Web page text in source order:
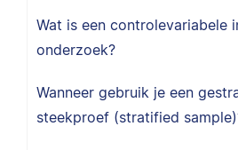
Wat is een controlevariabele
onderzoek?
Wanneer gebruik je een
steekproef (stratified